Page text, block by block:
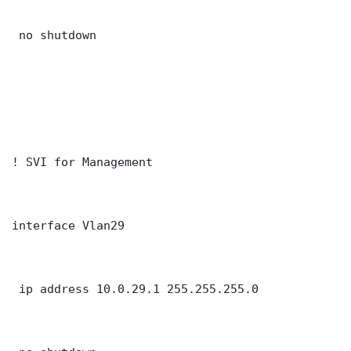
no shutdown
! SVI for Management
interface Vlan29
ip address 10.0.29.1 255.255.255.0